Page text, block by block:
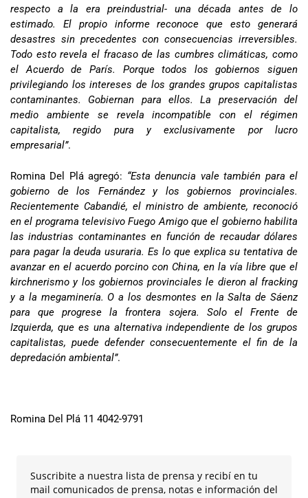
respecto a la era preindustrial- una década antes de lo
estimado. El propio informe reconoce que esto generará
desastres sin precedentes con consecuencias irreversibles.
Todo esto revela el fracaso de las cumbres climáticas, como
el Acuerdo de París. Porque todos los gobiernos siguen
privilegiando los intereses de los grandes grupos capitalistas
contaminantes. Gobiernan para ellos. La preservación del
medio ambiente se revela incompatible con el régimen
capitalista, regido pura y exclusivamente por lucro
empresarial”.
Romina Del Plá agregó: “Esta denuncia vale también para el
gobierno de los Fernández y los gobiernos provinciales.
Recientemente Cabandié, el ministro de ambiente, reconoció
en el programa televisivo Fuego Amigo que el gobierno habilita
las industrias contaminantes en función de recaudar dólares
para pagar la deuda usuraria. Es lo que explica su tentativa de
avanzar en el acuerdo porcino con China, en la vía libre que el
kirchnerismo y los gobiernos provinciales le dieron al fracking
y a la megaminería. O a los desmontes en la Salta de Sáenz
para que progrese la frontera sojera. Solo el Frente de
Izquierda, que es una alternativa independiente de los grupos
capitalistas, puede defender consecuentemente el fin de la
depredación ambiental”.
Romina Del Plá 11 4042-9791
Suscribite a nuestra lista de prensa y recibí en tu
mail comunicados de prensa, notas e información del